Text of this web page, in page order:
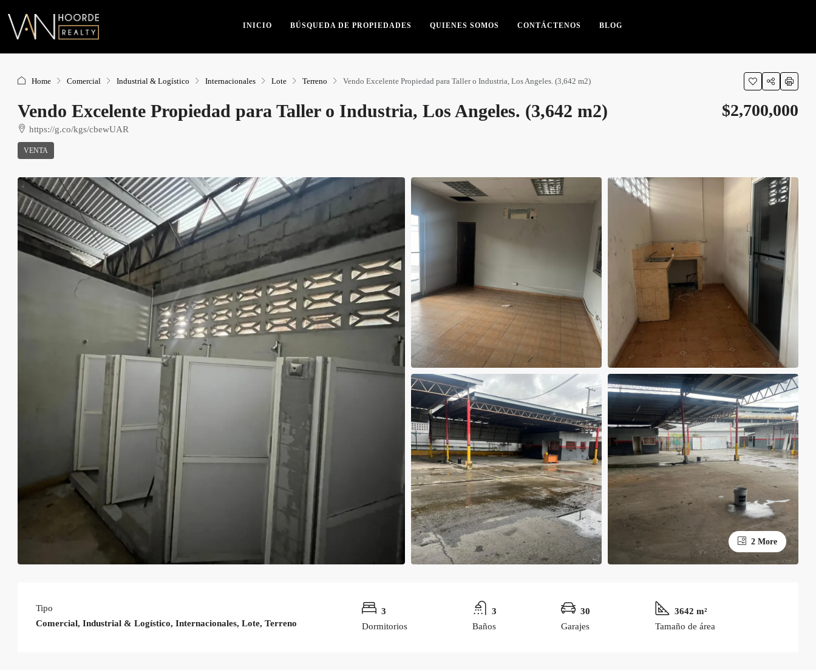
INICIO BÚSQUEDA DE PROPIEDADES QUIENES SOMOS CONTÁCTENOS BLOG
Home Comercial Industrial & Logístico Internacionales Lote Terreno Vendo Excelente Propiedad para Taller o Industria, Los Angeles. (3,642 m2)
Vendo Excelente Propiedad para Taller o Industria, Los Angeles. (3,642 m2)
https://g.co/kgs/cbewUAR
VENTA
$2,700,000
2 More
Tipo
Comercial, Industrial & Logístico, Internacionales, Lote, Terreno
3
Dormitorios
3
Baños
30
Garajes
3642 m²
Tamaño de área